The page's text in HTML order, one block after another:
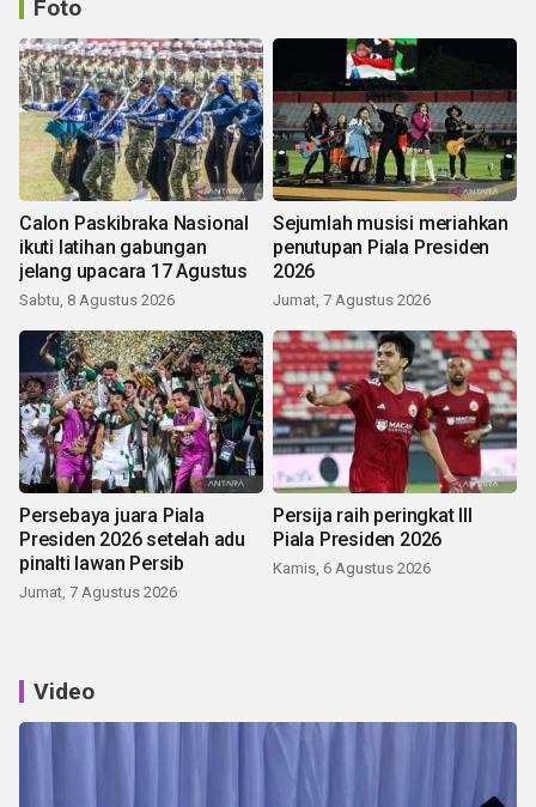
Foto
Calon Paskibraka Nasional
ikuti latihan gabungan
jelang upacara 17 Agustus
Sabtu, 8 Agustus 2026
Sejumlah musisi meriahkan
penutupan Piala Presiden
2026
Jumat, 7 Agustus 2026
Persebaya juara Piala
Presiden 2026 setelah adu
pinalti lawan Persib
Jumat, 7 Agustus 2026
Persija raih peringkat III
Piala Presiden 2026
Kamis, 6 Agustus 2026
Video